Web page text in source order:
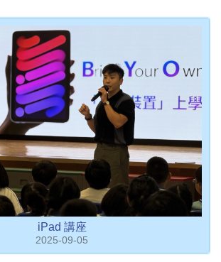
iPad 講座
2025-09-05